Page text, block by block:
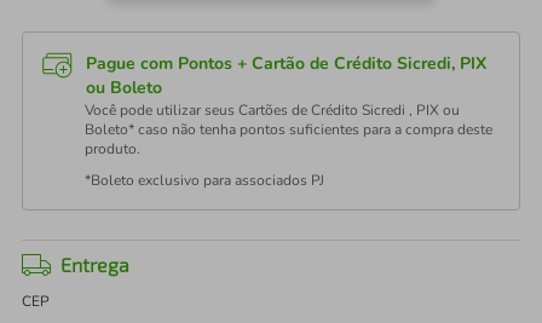
Pague com Pontos + Cartão de Crédito Sicredi, PIX
ou Boleto
Você pode utilizar seus Cartões de Crédito Sicredi , PIX ou
Boleto* caso não tenha pontos suficientes para a compra deste
produto.
*Boleto exclusivo para associados PJ
Entrega
CEP